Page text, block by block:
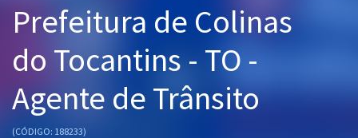
Cursos 20% OFF
Pós
Graduação
OAB
Prefeitura de Colinas
do Tocantins - TO -
Agente de Trânsito
(CÓDIGO: 188233)